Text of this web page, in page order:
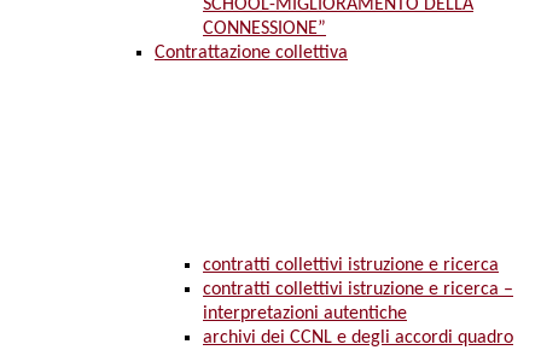
SCHOOL-MIGLIORAMENTO DELLA
CONNESSIONE”
Contrattazione collettiva
contratti collettivi istruzione e ricerca
contratti collettivi istruzione e ricerca –
interpretazioni autentiche
archivi dei CCNL e degli accordi quadro